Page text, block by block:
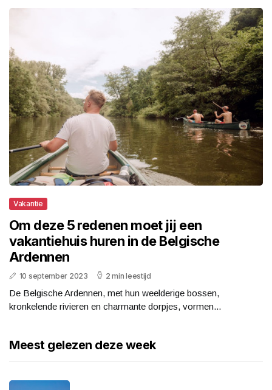
Vakantie
Om deze 5 redenen moet jij een
vakantiehuis huren in de Belgische
Ardennen
10 september 2023 2 min leestijd
De Belgische Ardennen, met hun weelderige bossen,
kronkelende rivieren en charmante dorpjes, vormen...
Meest gelezen deze week